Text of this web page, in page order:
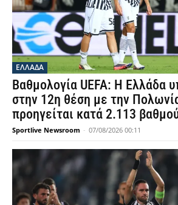
ΕΛΛΑΔΑ
Βαθμολογία UEFA: Η Ελλάδα
στην 12η θέση με την
προηγείται κατά 2.113
Sportlive Newsroom - 07/08/2026 00:11